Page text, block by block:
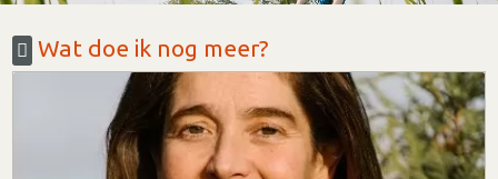
Wat doe ik nog meer?